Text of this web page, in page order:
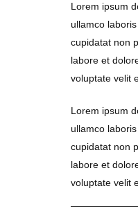
Lorem ipsum
ullamco
cupidatat non
labore et
voluptate velit
Lorem ipsum
ullamco
cupidatat non
labore et
voluptate velit